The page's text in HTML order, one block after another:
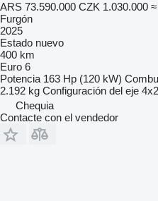
ARS 73.590.000 CZK 1.030.000
Furgón
2025
Estado nuevo
400 km
Euro 6
Potencia 163 Hp (120 kW)
2.192 kg Configuración del eje 4x2
Chequia
Contacte con el vendedor